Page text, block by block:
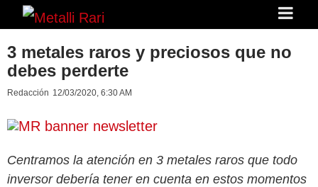
3 metales raros y preciosos que no
debes perderte
Redacción 12/03/2020, 6:30 AM
Centramos la atención en 3 metales raros que todo
inversor debería tener en cuenta en estos momentos